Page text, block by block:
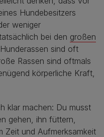
Hundebesitzers
weniger
bei den großen
sind oft
Rassen sind oftmals
körperliche Kraft,
klar machen: Du musst
gehen, ihn füttern,
Zeit und Aufmerksamkeit